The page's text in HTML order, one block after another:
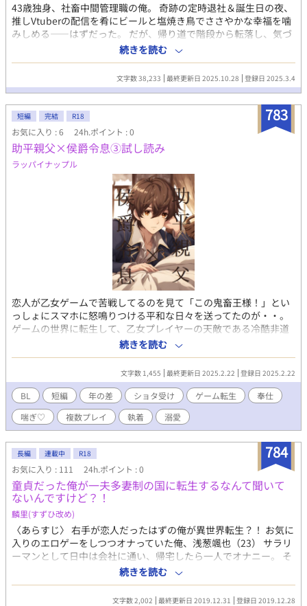
43歳独身、社畜中間管理職の俺。 奇跡の定時退社＆誕生日の夜、
推しVtuberの配信を肴にビールと塩焼き鳥でささやかな幸福を噛
みしめる――はずだった。 だが、帰り道で階段から転落し、気づ
けばそこは異世界。 しかも転生先は、推しが配信で紹介していた
BL小説の断罪される悪役令息・アディル！？ 王子の冷たい視線、
迫る断罪ルート、前世 知識があるだけにむしろ逃げられない！
……俺、異世界で塩焼き鳥どころか命と名誉も守れる気がしない
健康児アディル(主人公) 誤字脱字あり。 気ままに連載。
続きを読む
文字数 38,233 最終更新日 2025.10.28 登録日 2025.3.4
783
短編 完結 R18
お気に入り : 6 24h.ポイント : 0
助平親父×侯爵令息③試し読み
ラッパイナップル
恋人が乙女ゲームで苦戦してるのを見て「この鬼畜王様！」とい
っしょにスマホに怒鳴りつける平和な日々を送ってたのが・・。
ゲームの世界に転生して、乙女プレイヤーの天敵である冷酷非道
な王様が、自分の恋路を邪魔してくるのにショタの体を差しだす
ことに？ 異世界転生もののBL小説、王様×ショタ令息のR18。 こ
ちらは試し読みになります。 各サイトで電子書籍を販売中。 詳細
を知れるブログのリンクは↓にあります。
続きを読む
文字数 1,455 最終更新日 2025.2.22 登録日 2025.2.22
BL 短編 年の差 ショタ受け ゲーム転生
奉仕
喘ぎ♡
複数プレイ 執着 溺愛
784
長編 連載中 R18
お気に入り : 111 24h.ポイント : 0
童貞だった俺が一夫多妻制の国に転生するなんて聞いて
ないんですけど？！
麟里(すずひ改め)
〈あらすじ〉 右手が恋人だったはずの俺が異世界転生？！ お気に
入りのエロゲーをしつつオナっていた俺、浅葱颯也（23） サラリ
ーマンとして日中は会社に通い、帰宅したら一人でオナニー。 そ
のせいか、彼女いない歴=年齢。 味気ない人生を送りデジャブの
ような日々を過ごしていた俺だったが…… ある日目を覚ますと、
どっかの国の子息として転生してしまっていた！ しかしその国で
続きを読む
文字数 2,002 最終更新日 2019.12.31 登録日 2019.12.28